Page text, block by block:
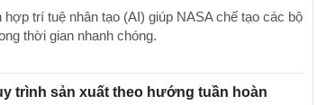
trí tuệ nhân tạo (AI) giúp NASA chế tạo các bộ
thời gian nhanh chóng.
trình sản xuất theo hướng tuần hoàn